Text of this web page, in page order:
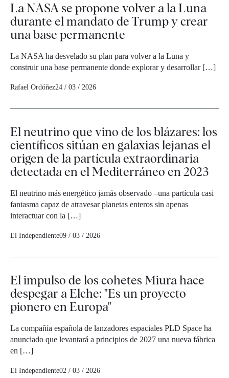
La NASA se propone volver a la Luna
durante el mandato de Trump y crear
una base permanente
La NASA ha desvelado su plan para volver a la Luna y
construir una base permanente donde explorar y desarrollar […]
Rafael Ordóñez24 / 03 / 2026
El neutrino que vino de los blázares: los
científicos sitúan en galaxias lejanas el
origen de la partícula extraordinaria
detectada en el Mediterráneo en 2023
El neutrino más energético jamás observado –una partícula casi
fantasma capaz de atravesar planetas enteros sin apenas
interactuar con la […]
El Independiente09 / 03 / 2026
El impulso de los cohetes Miura hace
despegar a Elche: "Es un proyecto
pionero en Europa"
La compañía española de lanzadores espaciales PLD Space ha
anunciado que levantará a principios de 2027 una nueva fábrica
en […]
El Independiente02 / 03 / 2026